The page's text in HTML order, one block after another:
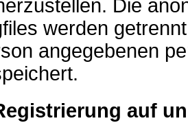
Die
werden
angegebenen
auf